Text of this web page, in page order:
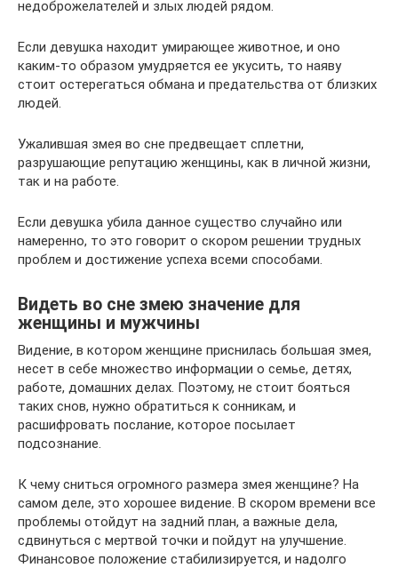
недоброжелателей и злых людей рядом.
Если девушка находит умирающее животное, и оно
каким-то образом умудряется ее укусить, то наяву
стоит остерегаться обмана и предательства от близких
людей.
Ужалившая змея во сне предвещает сплетни,
разрушающие репутацию женщины, как в личной жизни,
так и на работе.
Если девушка убила данное существо случайно или
намеренно, то это говорит о скором решении трудных
проблем и достижение успеха всеми способами.
Видеть во сне змею значение для
женщины и мужчины
Видение, в котором женщине приснилась большая змея,
несет в себе множество информации о семье, детях,
работе, домашних делах. Поэтому, не стоит бояться
таких снов, нужно обратиться к сонникам, и
расшифровать послание, которое посылает
подсознание.
К чему сниться огромного размера змея женщине? На
самом деле, это хорошее видение. В скором времени все
проблемы отойдут на задний план, а важные дела,
сдвинуться с мертвой точки и пойдут на улучшение.
Финансовое положение стабилизируется, и надолго